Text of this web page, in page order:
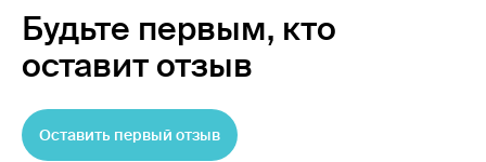
Будьте первым, кто
оставит отзыв
Оставить первый отзыв